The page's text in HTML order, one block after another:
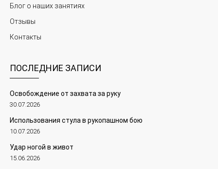
Блог о наших занятиях
Отзывы
Контакты
ПОСЛЕДНИЕ ЗАПИСИ
Освобождение от захвата за руку
30.07.2026
Использования стула в рукопашном бою
10.07.2026
Удар ногой в живот
15.06.2026